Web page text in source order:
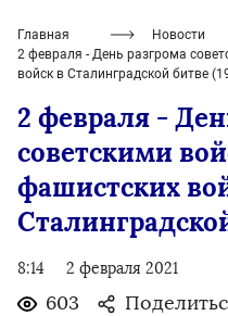
Главная
Новости
2 февраля - День разгрома
войск в Сталинградской битве
2 февраля -
советскими
фашистских
8:14 2 февраля 2021
603